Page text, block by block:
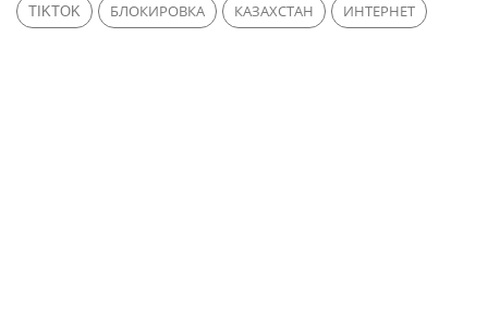
TIKTOK БЛОКИРОВКА КАЗАХСТАН ИНТЕРНЕТ